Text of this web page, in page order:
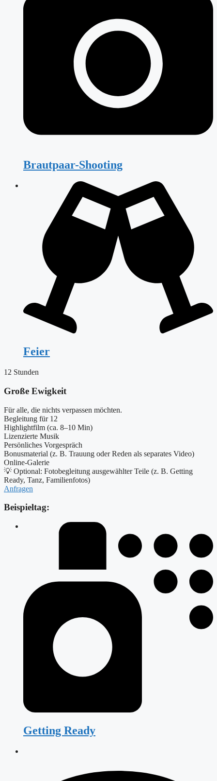
Brautpaar-Shooting
Feier
12 Stunden
Große Ewigkeit
Für alle, die nichts verpassen möchten.
Begleitung für 12
Highlightfilm (ca. 8–10 Min)
Lizenzierte Musik
Persönliches Vorgespräch
Bonusmaterial (z. B. Trauung oder Reden als separates Video)
Online-Galerie
💡 Optional: Fotobegleitung ausgewählter Teile (z. B. Getting
Ready, Tanz, Familienfotos)
Anfragen
Beispieltag:
Getting Ready